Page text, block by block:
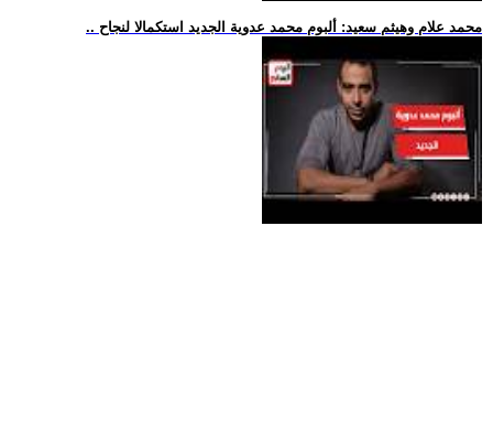
.. محمد علام وهيثم سعيد: ألبوم محمد عدوية الجديد استكمالا لنجاح